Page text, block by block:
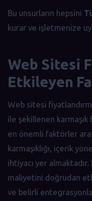
Bu unsurların hepsini
kurar ve işletmenize
Web Sitesi
Etkileyen
Web sitesi
ile şekillenen
en önemli faktörler
karmaşıklığı, içerik
ihtiyacı yer
maliyetini doğrudan
ve belirli